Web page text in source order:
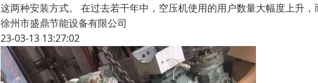
这两种安装方式。 在过去若干年中，空压机使用的用户数量大幅度上升
徐州市盛鼎节能设备有限公司
23-03-13 13:27:02